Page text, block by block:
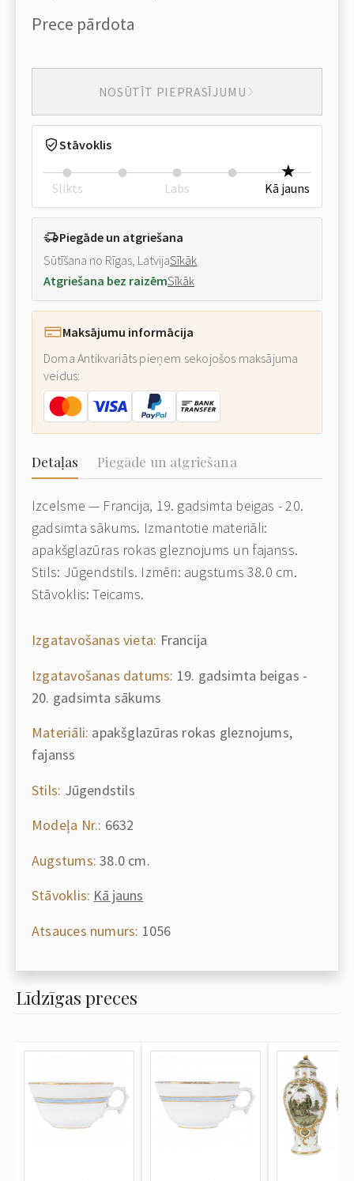
Prece pārdota
NOSŪTĪT PIEPRASĪJUMU
Stāvoklis
Slikts Labs Kā jauns
Piegāde un atgriešana
Sūtīšana no Rīgas, LatvijaSīkāk
Atgriešana bez raizēmSīkāk
Maksājumu informācija
Doma Antikvariāts pieņem sekojošos maksājuma
veidus:
Detaļas Piegāde un atgriešana
Izcelsme — Francija, 19. gadsimta beigas - 20.
gadsimta sākums. Izmantotie materiāli:
apakšglazūras rokas gleznojums un fajanss.
Stils: Jūgendstils. Izmēri: augstums 38.0 cm.
Stāvoklis: Teicams.
Izgatavošanas vieta: Francija
Izgatavošanas datums: 19. gadsimta beigas -
20. gadsimta sākums
Materiāli: apakšglazūras rokas gleznojums,
fajanss
Stils: Jūgendstils
Modeļa Nr.: 6632
Augstums: 38.0 cm.
Stāvoklis: Kā jauns
Atsauces numurs: 1056
Līdzīgas preces